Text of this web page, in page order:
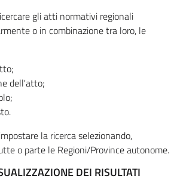
gli atti normativi regionali
o in combinazione tra loro, le
dell'atto;
la ricerca selezionando,
o parte le Regioni/Province autonome.
DEI RISULTATI